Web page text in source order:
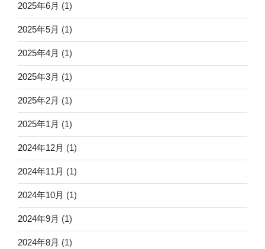
2025年6月 (1)
2025年5月 (1)
2025年4月 (1)
2025年3月 (1)
2025年2月 (1)
2025年1月 (1)
2024年12月 (1)
2024年11月 (1)
2024年10月 (1)
2024年9月 (1)
2024年8月 (1)